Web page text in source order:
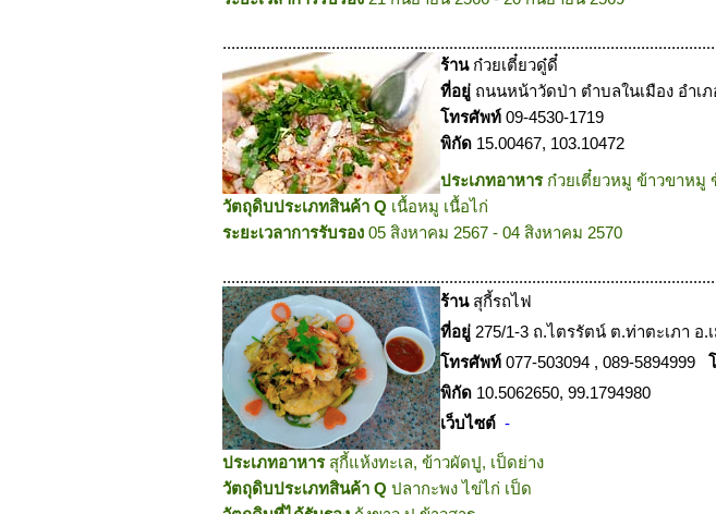
ร้าน ก๋วยเตี๋ยวดู๋ดี๋
ที่อยู่ ถนนหน้าวัดป่า ตำบลในเมือง อำเ
โทรศัพท์ 09-4530-1719
พิกัด 15.00467, 103.10472
ประเภทอาหาร ก๋วยเตี๋ยวหมู ข้าวขาหมู
วัตถุดิบประเภทสินค้า Q เนื้อหมู เนื้อไก่
ระยะเวลาการรับรอง 05 สิงหาคม 2567 - 04 สิงหาคม 2570
ร้าน สุกี้รถไฟ
ที่อยู่ 275/1-3 ถ.ไตรรัตน์ ต.ท่าตะเภา
โทรศัพท์ 077-503094 , 089-5894999
พิกัด 10.5062650, 99.1794980
เว็บไซต์ -
ประเภทอาหาร สุกี้แห้งทะเล, ข้าวผัดปู, เป็ดย่าง
วัตถุดิบประเภทสินค้า Q ปลากะพง ไข่ไก่ เป็ด